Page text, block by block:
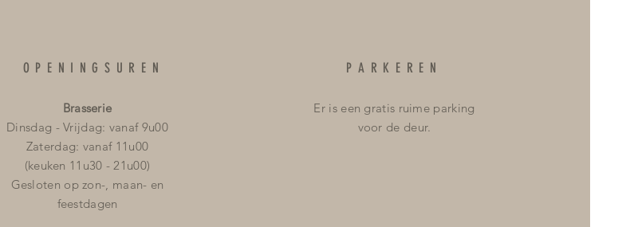
OPENINGSUREN
Brasserie
Dinsdag - Vrijdag: vanaf 9u00
Zaterdag: vanaf 11u00
(keuken 11u30 - 21u00)
Gesloten op zon-, maan- en
feestdagen
PARKEREN
Er is een gratis ruime parking
voor de deur.